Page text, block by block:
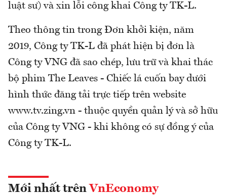
luật sư) và xin lỗi công khai Công ty TK-L.
Theo thông tin trong Đơn khởi kiện, năm
2019, Công ty TK-L đã phát hiện bị đơn là
Công ty VNG đã sao chép, lưu trữ và khai thác
bộ phim The Leaves - Chiếc lá cuốn bay dưới
hình thức đăng tải trực tiếp trên website
www.tv.zing.vn - thuộc quyền quản lý và sở hữu
của Công ty VNG - khi không có sự đồng ý của
Công ty TK-L.
Mới nhất trên VnEconomy